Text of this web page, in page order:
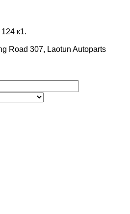
к1.
Road 307, Laotun Autoparts